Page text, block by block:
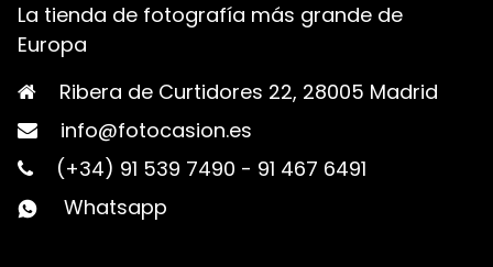
La tienda de fotografía más grande de
Europa
Ribera de Curtidores 22, 28005 Madrid
info@fotocasion.es
(+34) 91 539 7490 - 91 467 6491
Whatsapp